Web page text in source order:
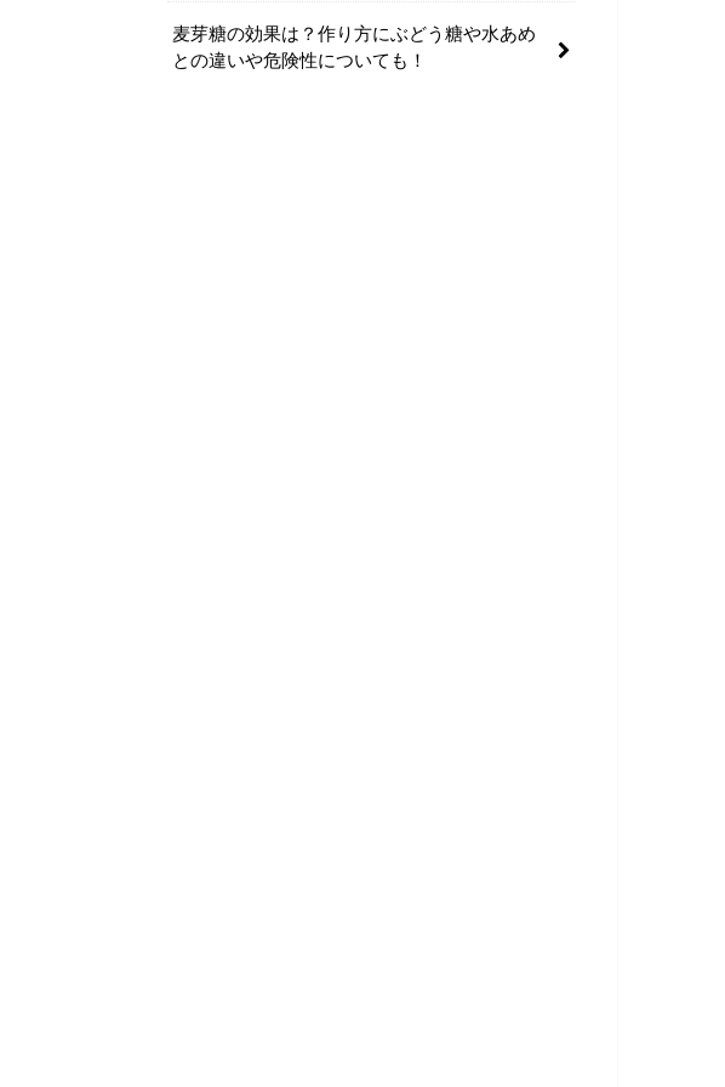
麦芽糖の効果は？作り方にぶどう糖や水あめ
との違いや危険性についても！